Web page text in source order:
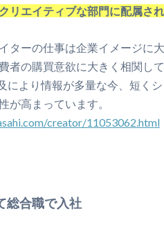
リエイティブな部門に配属さ
ターの仕事は企業イメージに
者の購買意欲に大きく相関し
により情報が多量な今、短く
が高まっています。
creator/11053062.html
総合職で入社